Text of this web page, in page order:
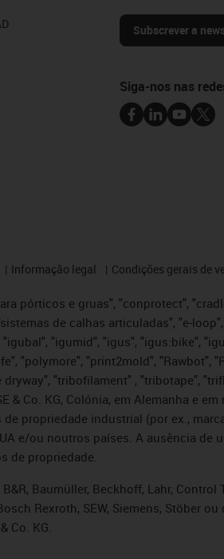
Subscrever a
Siga-nos nas
Informação legal Condições gerais de
pórticos e gruas", "conprotect",
de calhas articuladas", "e-
"igumid", "igus", "igus:bike",
"print2mold", "Rawbot",
"tribofilament" , "tribotape",
Co. KG, Colónia, em Alemanha e
propriedade industrial (por ex.,
e/ou noutros países. A ausência
de propriedade.
Baumüller, Beckhoff, Lahr, Control
Rexroth, SEW, Siemens, Stöber
Co. KG.